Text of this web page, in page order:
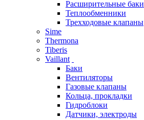
Расширительные баки
Теплообменники
Трехходовые клапаны
Sime
Thermona
Tiberis
Vaillant
Баки
Вентиляторы
Газовые клапаны
Кольца, прокладки
Гидроблоки
Датчики, электроды